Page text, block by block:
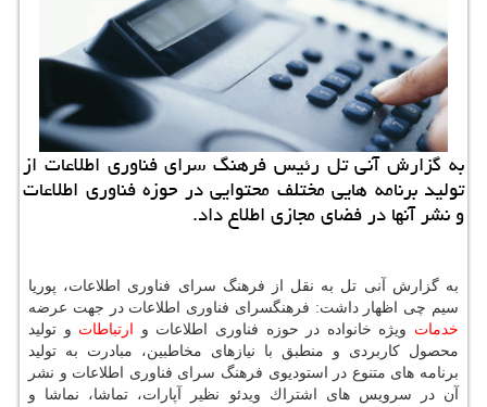
به گزارش آنی تل رئیس فرهنگ سرای فناوری اطلاعات از
تولید برنامه هایی مختلف محتوایی در حوزه فناوری اطلاعات
و نشر آنها در فضای مجازی اطلاع داد.
به گزارش آنی تل به نقل از فرهنگ سرای فناوری اطلاعات، پوریا
سیم چی اظهار داشت: فرهنگسرای فناوری اطلاعات در جهت عرضه
خدمات ویژه خانواده در حوزه فناوری اطلاعات و ارتباطات و تولید
محصول كاربردی و منطبق با نیازهای مخاطبین، مبادرت به تولید
برنامه های متنوع در استودیوی فرهنگ سرای فناوری اطلاعات و نشر
آن در سرویس های اشتراك ویدئو نظیر آپارات، تماشا، نماشا و